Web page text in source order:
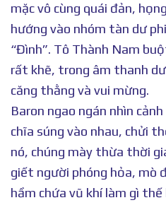
mặc vô cùng quái đản,
hướng vào nhóm tàn dư
“Đình”. Tô Thành Nam
rất khẽ, trong âm thanh
căng thằng và vui mừng.
Baron ngao ngán nhìn
chĩa súng vào nhau, chửi
nó, chúng mày thừa thời
giết người phóng hỏa, mò
hầm chứa vũ khí làm gì thế